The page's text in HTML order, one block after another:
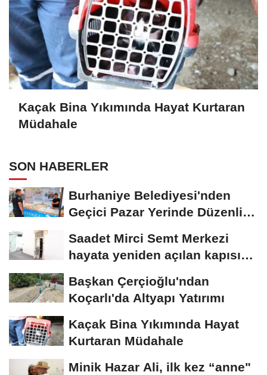
Kaçak Bina Yıkımında Hayat Kurtaran
Müdahale
SON HABERLER
Burhaniye Belediyesi'nden
Geçici Pazar Yerinde Düzenli
Saadet Mirci Semt Merkezi
hayata yeniden açılan kapısı
Başkan Çerçioğlu'ndan
Koçarlı'da Altyapı Yatırımı
Kaçak Bina Yıkımında Hayat
Kurtaran Müdahale
Minik Hazar Ali, ilk kez “anne"